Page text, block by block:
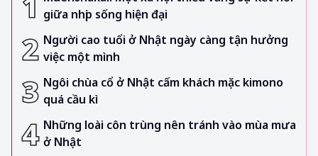
giữa nhịp sống hiện đại
Người cao tuổi ở Nhật ngày càng tận hưởng
việc một mình
Ngôi chùa cổ ở Nhật cấm khách mặc kimono
quá cầu kì
Những loài côn trùng nên tránh vào mùa mưa
ở Nhật